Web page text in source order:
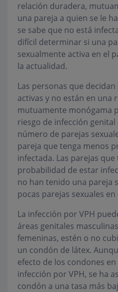
relación duradera,
una pareja a quien se le
se sabe que no está
difícil determinar si una
sexualmente activa en el
la actualidad.
Las personas que
activas y no están en una
mutuamente monógama
riesgo de infección
número de parejas
pareja que tenga menos
infectada. Las parejas
probabilidad de estar
no han tenido una pareja
pocas parejas sexuales en
La infección por VPH
áreas genitales
femeninas, estén o no
un condón de látex.
efecto de los condones
infección por VPH, se ha
condón a una tasa más